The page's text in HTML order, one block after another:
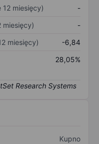
miesięcy)
-
miesięcy)
-
miesięcy)
-6,84
28,05%
Kupno